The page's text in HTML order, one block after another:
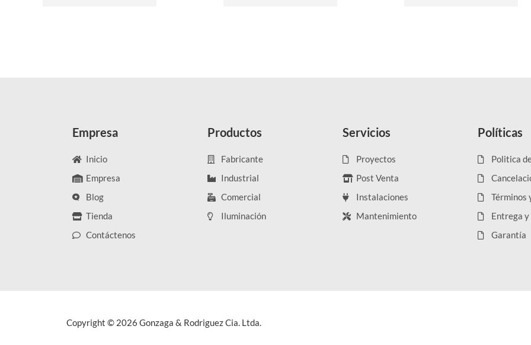
Empresa
Inicio
Empresa
Blog
Tienda
Contáctenos
Productos
Fabricante
Industrial
Comercial
Iluminación
Servicios
Proyectos
Post Venta
Instalaciones
Mantenimiento
Políticas
Politica
Términos
Entrega
Garantía
Copyright © 2026 Gonzaga & Rodriguez Cia. Ltda.